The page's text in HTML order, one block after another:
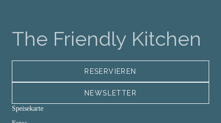
The Friendly Kitchen
RESERVIEREN
NEWSLETTER
Speisekarte